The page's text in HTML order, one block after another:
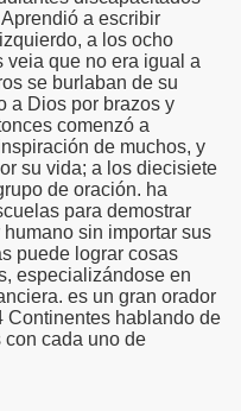
a escribir
a los ocho
veia que no era igual a
se burlaban de su
a Dios por brazos y
comenzó a
de muchos, y
su vida; a los diecisiete
de oración. ha
para demostrar
sin importar sus
puede lograr cosas
especializándose en
es un gran orador
Continentes hablando de
cada uno de